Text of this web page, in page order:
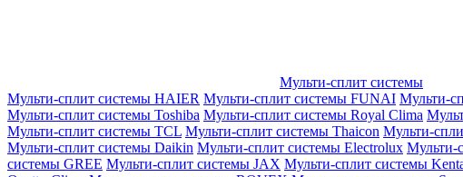
Мульти-сплит системы
Мульти-сплит системы HAIER Мульти-сплит системы FUNAI Мульти-
Мульти-сплит системы Toshiba Мульти-сплит системы Royal Clima
Мульти-сплит системы TCL Мульти-сплит системы Thaicon Мульти-
Мульти-сплит системы Daikin Мульти-сплит системы Electrolux Мульти-
системы GREE Мульти-сплит системы JAX Мульти-сплит системы